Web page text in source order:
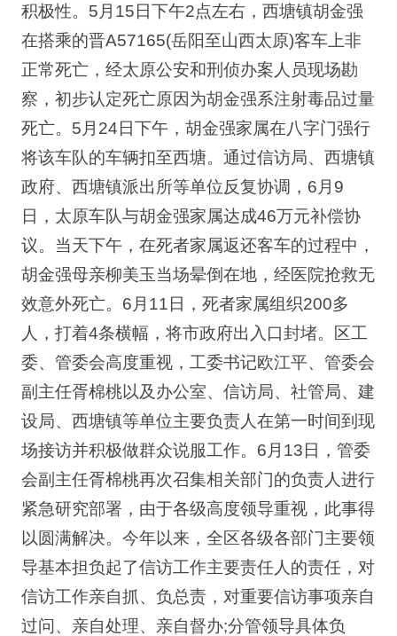
积极性。5月15日下午2点左右，西塘镇胡金强
在搭乘的晋A57165(岳阳至山西太原)客车上非
正常死亡，经太原公安和刑侦办案人员现场勘
察，初步认定死亡原因为胡金强系注射毒品过量
死亡。5月24日下午，胡金强家属在八字门强行
将该车队的车辆扣至西塘。通过信访局、西塘镇
政府、西塘镇派出所等单位反复协调，6月9
日，太原车队与胡金强家属达成46万元补偿协
议。当天下午，在死者家属返还客车的过程中，
胡金强母亲柳美玉当场晕倒在地，经医院抢救无
效意外死亡。6月11日，死者家属组织200多
人，打着4条横幅，将市政府出入口封堵。区工
委、管委会高度重视，工委书记欧江平、管委会
副主任胥棉桃以及办公室、信访局、社管局、建
设局、西塘镇等单位主要负责人在第一时间到现
场接访并积极做群众说服工作。6月13日，管委
会副主任胥棉桃再次召集相关部门的负责人进行
紧急研究部署，由于各级高度领导重视，此事得
以圆满解决。今年以来，全区各级各部门主要领
导基本担负起了信访工作主要责任人的责任，对
信访工作亲自抓、负总责，对重要信访事项亲自
过问、亲自处理、亲自督办;分管领导具体负